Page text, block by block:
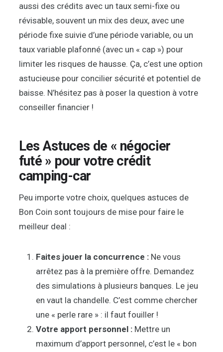
aussi des crédits avec un taux semi-fixe ou
révisable, souvent un mix des deux, avec une
période fixe suivie d’une période variable, ou un
taux variable plafonné (avec un « cap ») pour
limiter les risques de hausse. Ça, c’est une option
astucieuse pour concilier sécurité et potentiel de
baisse. N’hésitez pas à poser la question à votre
conseiller financier !
Les Astuces de « négocier
futé » pour votre crédit
camping-car
Peu importe votre choix, quelques astuces de
Bon Coin sont toujours de mise pour faire le
meilleur deal :
Faites jouer la concurrence : Ne vous
arrêtez pas à la première offre. Demandez
des simulations à plusieurs banques. Le jeu
en vaut la chandelle. C’est comme chercher
une « perle rare » : il faut fouiller !
Votre apport personnel : Mettre un
maximum d’apport personnel, c’est le « bon